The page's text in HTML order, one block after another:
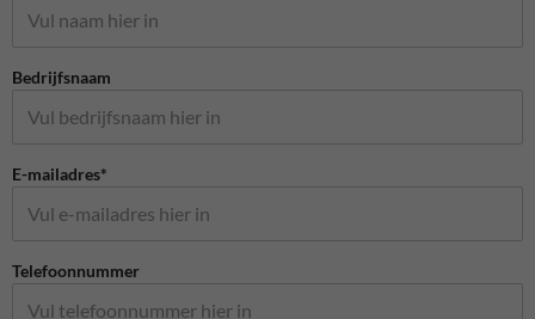
Bedrijfsnaam
E-mailadres*
Telefoonnummer